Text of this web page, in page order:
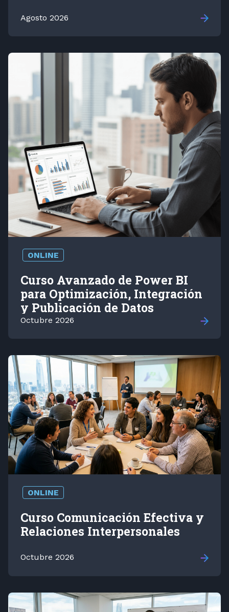
Agosto 2026
ONLINE
Curso Avanzado de Power BI
para Optimización, Integración
y Publicación de Datos
Octubre 2026
ONLINE
Curso Comunicación Efectiva y
Relaciones Interpersonales
Octubre 2026